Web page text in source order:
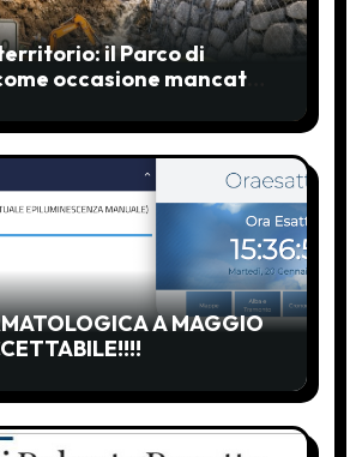
il Parco di
occasione mancata
A MAGGIO